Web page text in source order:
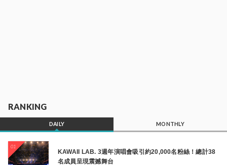
RANKING
DAILY MONTHLY
01
KAWAII LAB. 3週年演唱會吸引約20,000名粉絲！總計38
名成員呈現震撼舞台